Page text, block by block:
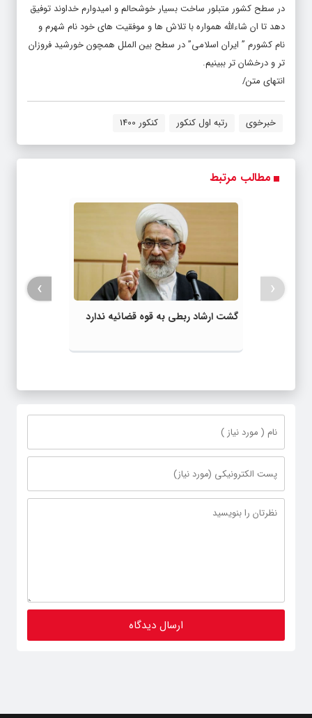
در سطح کشور متبلور ساخت بسیار خوشحالم و امیدوارم خداوند توفیق
دهد تا ان شاءالله همواره با تلاش ها و موفقیت های خود نام شهرم و
نام کشورم ” ایران اسلامی” در سطح بین الملل همچون خورشید فروزان
تر و درخشان تر ببینیم.
انتهای متن/
خبرخوی رتبه اول کنکور کنکور 1400
مطالب مرتبط
گشت ارشاد ربطی به قوه قضائیه ندارد
‹
›